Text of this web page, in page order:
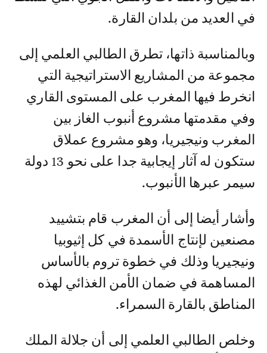
في العديد من بلدان القارة.
وبالمناسبة ذاتها، تطرق الطالبي العلمي إلى
مجموعة من المشاريع الاستراتيجية التي
انخرط فيها المغرب على المستوى القاري
وفي مقدمتها مشروع أنبوب الغاز بين
المغرب ونيجيريا، وهو مشروع عملاق
ستكون له آثار إيجابية جدا على نحو 13 دولة
سيمر عبرها الأنبوب.
وأشار أيضا إلى أن المغرب قام بتشييد
مصنعين لإنتاج الأسمدة في كل إثيوبيا
ونيجيريا وذلك في خطوة تروم بالأساس
المساهمة في ضمان الأمن الغذائي لهذه
المناطق بالقارة السمراء.
وخلص الطالبي العلمي إلى أن جلالة الملك